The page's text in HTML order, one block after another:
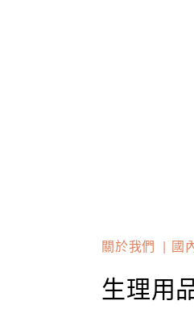
關於我們 國
生理用